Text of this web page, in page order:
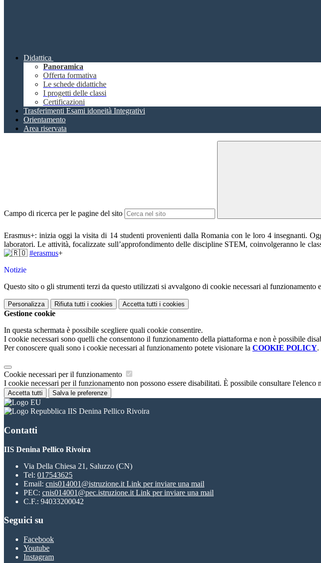
Didattica
Panoramica
Offerta formativa
Le schede didattiche
I progetti delle classi
Certificazioni
Trasferimenti Esami idoneità Integrativi
Orientamento
Area riservata
Campo di ricerca per le pagine del sito
Erasmus+: inizia oggi la visita di 14 studenti provenienti dalla Romania con le loro 4 insegnanti.
laboratori. Le attività, focalizzate sull’approfondimento delle discipline STEM, coinvolgeranno le
#erasmus+
Notizie
Questo sito o gli strumenti terzi da questo utilizzati si avvalgono di cookie necessari al funzionamento
Personalizza Rifiuta tutti i cookies Accetta tutti i cookies
Gestione cookie
In questa schermata è possibile scegliere quali cookie consentire.
I cookie necessari sono quelli che consentono il funzionamento della piattaforma e non è possibile
Per conoscere quali sono i cookie necessari al funzionamento potete visionare la COOKIE POLICY.
Cookie necessari per il funzionamento
I cookie necessari per il funzionamento non possono essere disabilitati. È possibile consultare l'elenco
Accetta tutti Salva le preferenze
IIS Denina Pellico Rivoira
Contatti
IIS Denina Pellico Rivoira
Via Della Chiesa 21, Saluzzo (CN)
Tel: 017543625
Email: cnis014001@istruzione.it Link per inviare una mail
PEC: cnis014001@pec.istruzione.it Link per inviare una mail
C.F.: 94033200042
Seguici su
Facebook
Youtube
Instagram